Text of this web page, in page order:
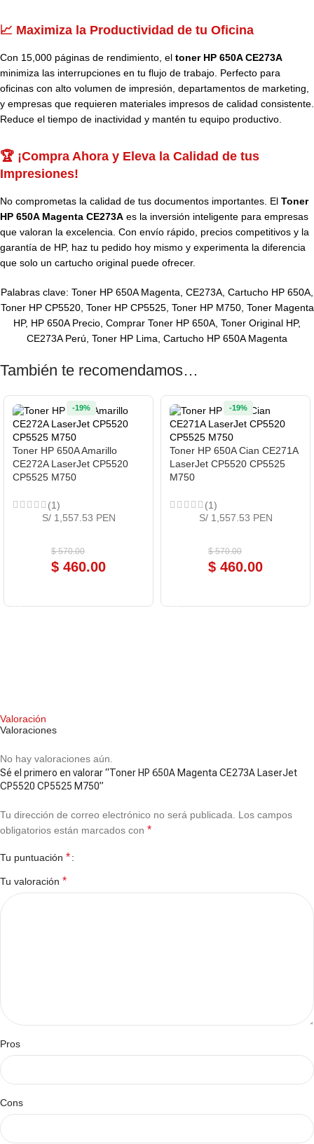
📈 Maximiza la Productividad de tu Oficina
Con 15,000 páginas de rendimiento, el toner HP 650A CE273A
minimiza las interrupciones en tu flujo de trabajo. Perfecto para
oficinas con alto volumen de impresión, departamentos de marketing,
y empresas que requieren materiales impresos de calidad consistente.
Reduce el tiempo de inactividad y mantén tu equipo productivo.
🏆 ¡Compra Ahora y Eleva la Calidad de tus
Impresiones!
No comprometas la calidad de tus documentos importantes. El Toner
HP 650A Magenta CE273A es la inversión inteligente para empresas
que valoran la excelencia. Con envío rápido, precios competitivos y la
garantía de HP, haz tu pedido hoy mismo y experimenta la diferencia
que solo un cartucho original puede ofrecer.
Palabras clave: Toner HP 650A Magenta, CE273A, Cartucho HP 650A,
Toner HP CP5520, Toner HP CP5525, Toner HP M750, Toner Magenta
HP, HP 650A Precio, Comprar Toner HP 650A, Toner Original HP,
CE273A Perú, Toner HP Lima, Cartucho HP 650A Magenta
También te recomendamos…
Toner HP 650A Amarillo
CE272A LaserJet CP5520
CP5525 M750
(1)
$570.00
$ 460.00
-19%
S/ 1,557.53 PEN
Toner HP 650A Cian CE271A
LaserJet CP5520 CP5525
M750
(1)
$570.00
$ 460.00
-19%
S/ 1,557.53 PEN
Valoración
Valoraciones
No hay valoraciones aún.
Sé el primero en valorar “Toner HP 650A Magenta CE273A LaserJet
CP5520 CP5525 M750”
Tu dirección de correo electrónico no será publicada. Los campos
obligatorios están marcados con *
Tu puntuación *
Tu valoración *
Pros
Cons